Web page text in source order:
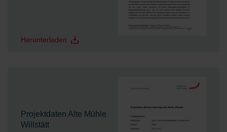
Herunterladen
Projektdaten Alte Mühle
Willstätt